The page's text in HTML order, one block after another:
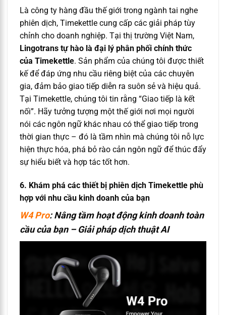
Là công ty hàng đầu thế giới trong ngành tai nghe
phiên dịch, Timekettle cung cấp các giải pháp tùy
chỉnh cho doanh nghiệp. Tại thị trường Việt Nam,
Lingotrans tự hào là đại lý phân phối chính thức
của Timekettle. Sản phẩm của chúng tôi được thiết
kế để đáp ứng nhu cầu riêng biệt của các chuyên
gia, đảm bảo giao tiếp diễn ra suôn sẻ và hiệu quả.
Tại Timekettle, chúng tôi tin rằng “Giao tiếp là kết
nối”. Hãy tưởng tượng một thế giới nơi mọi người
nói các ngôn ngữ khác nhau có thể giao tiếp trong
thời gian thực – đó là tầm nhìn mà chúng tôi nỗ lực
hiện thực hóa, phá bỏ rào cản ngôn ngữ để thúc đẩy
sự hiểu biết và hợp tác tốt hơn.
6. Khám phá các thiết bị phiên dịch Timekettle phù
hợp với nhu cầu kinh doanh của bạn
W4 Pro: Nâng tầm hoạt động kinh doanh toàn
cầu của bạn – Giải pháp dịch thuật AI